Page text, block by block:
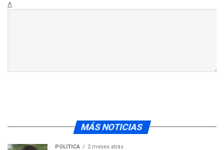
Δ
MÁS NOTICIAS
POLÍTICA 2 meses atrás